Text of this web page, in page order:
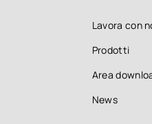
Lavora con
Prodotti
Area
News